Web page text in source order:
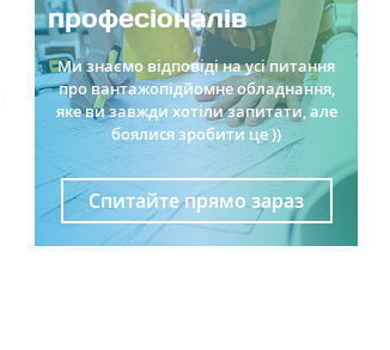
професіоналів
Ми знаємо відповіді на усі питання
про вантажопідйомне обладнання,
яке ви завжди хотіли запитати, але
боялися зробити це ))
Спитайте прямо зараз